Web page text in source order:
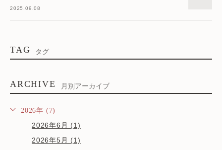
2025.09.08
TAG タグ
ARCHIVE 月別アーカイブ
2026年 (7)
2026年6月 (1)
2026年5月 (1)